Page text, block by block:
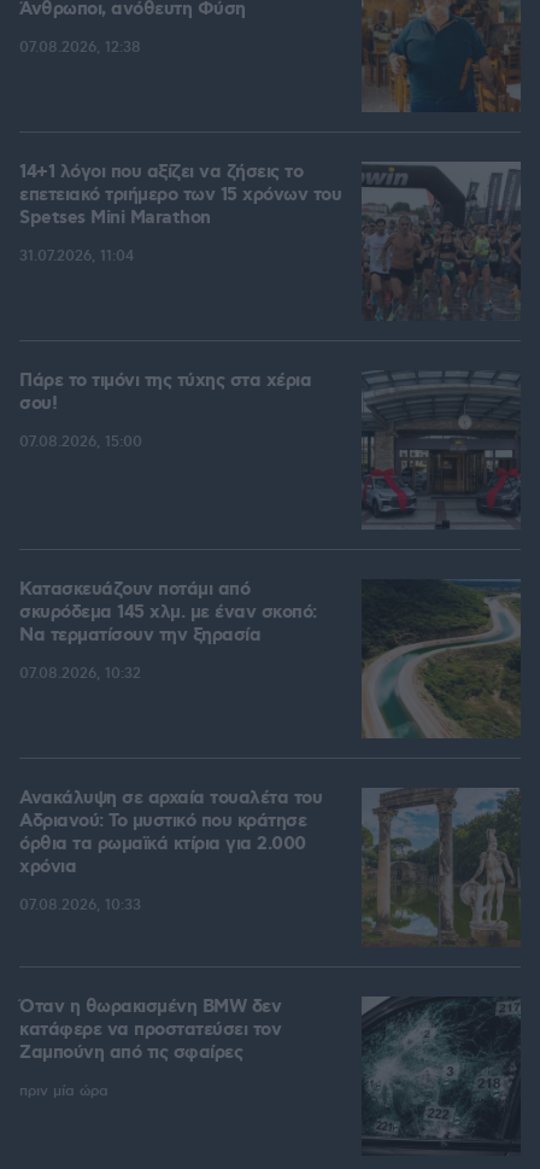
Άνθρωποι, ανόθευτη Φύση
07.08.2026, 12:38
14+1 λόγοι που αξίζει να ζήσεις το
επετειακό τριήμερο των 15 χρόνων του
Spetses Mini Marathon
31.07.2026, 11:04
Πάρε το τιμόνι της τύχης στα χέρια
σου!
07.08.2026, 15:00
Κατασκευάζουν ποτάμι από
σκυρόδεμα 145 χλμ. με έναν σκοπό:
Να τερματίσουν την ξηρασία
07.08.2026, 10:32
Ανακάλυψη σε αρχαία τουαλέτα του
Αδριανού: Το μυστικό που κράτησε
όρθια τα ρωμαϊκά κτίρια για 2.000
χρόνια
07.08.2026, 10:33
Όταν η θωρακισμένη BMW δεν
κατάφερε να προστατεύσει τον
Ζαμπούνη από τις σφαίρες
πριν μία ώρα